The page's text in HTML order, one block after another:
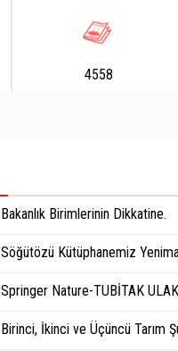
4558
Bakanlık Birimlerinin Dikkatine.
Söğütözü Kütüphanemiz
Springer Nature-TUBİTAK
Birinci, İkinci ve Üçüncü Tarım